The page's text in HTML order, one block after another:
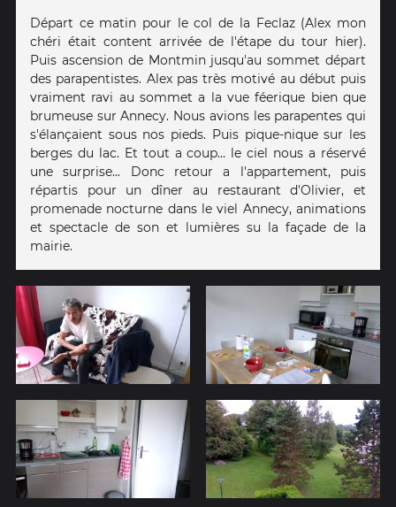
Départ ce matin pour le col de la Feclaz (Alex mon
chéri était content arrivée de l'étape du tour hier).
Puis ascension de Montmin jusqu'au sommet départ
des parapentistes. Alex pas très motivé au début puis
vraiment ravi au sommet a la vue féerique bien que
brumeuse sur Annecy. Nous avions les parapentes qui
s'élançaient sous nos pieds. Puis pique-nique sur les
berges du lac. Et tout a coup... le ciel nous a réservé
une surprise... Donc retour a l'appartement, puis
répartis pour un dîner au restaurant d'Olivier, et
promenade nocturne dans le viel Annecy, animations
et spectacle de son et lumières su la façade de la
mairie.